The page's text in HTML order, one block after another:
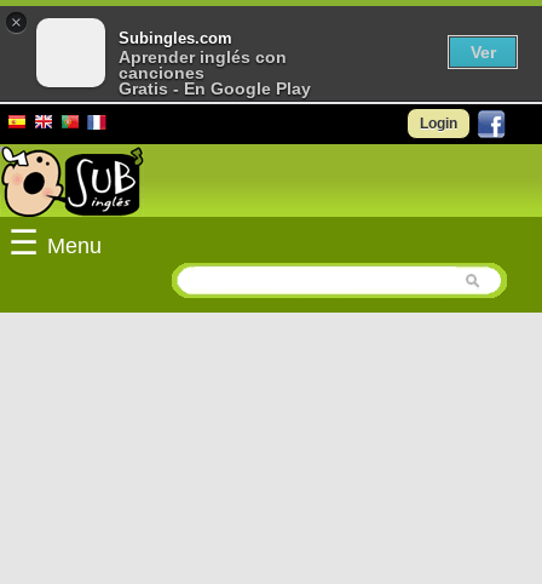
Login
☰ Menu
×
Subingles.com
Aprender inglés con
canciones
Gratis - En Google Play
Ver